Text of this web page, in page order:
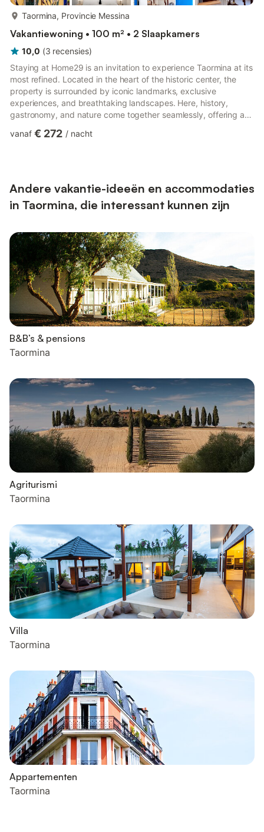
Taormina, Provincie Messina
Vakantiewoning • 100 m² • 2 Slaapkamers
10,0 (3 recensies)
Staying at Home29 is an invitation to experience Taormina at its
most refined. Located in the heart of the historic center, the
property is surrounded by iconic landmarks, exclusive
experiences, and breathtaking landscapes. Here, history,
gastronomy, and nature come together seamlessly, offering a
Historic Setting of Rare Beauty From Home29, Taormina unfolds
vanaf € 272 / nacht
Andere vakantie-ideeën en accommodaties
in Taormina, die interessant kunnen zijn
B&B’s & pensions
Taormina
Agriturismi
Taormina
Villa
Taormina
Appartementen
Taormina